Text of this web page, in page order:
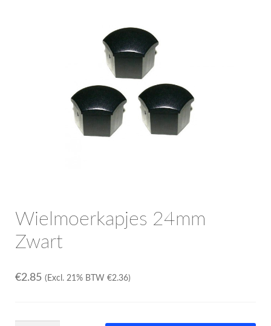
Bedrijfswagen parts
Wielmoerkapjes 24mm
Zwart
€2.85 (Excl. 21% BTW €2.36)